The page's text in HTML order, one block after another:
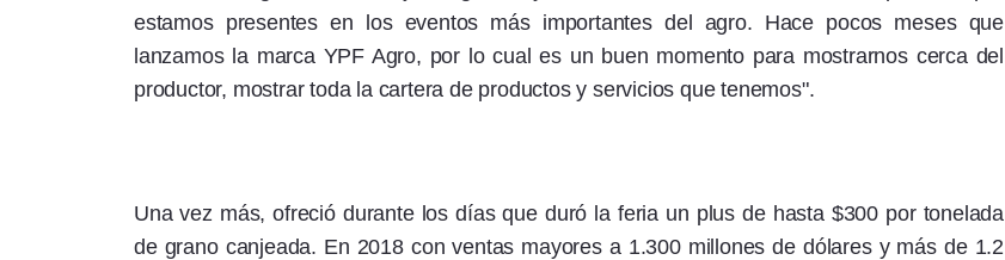
estamos presentes en los eventos más importantes del agro. Hace pocos meses que
lanzamos la marca YPF Agro, por lo cual es un buen momento para mostrarnos cerca del
productor, mostrar toda la cartera de productos y servicios que tenemos".
Una vez más, ofreció durante los días que duró la feria un plus de hasta $300 por tonelada
de grano canjeada. En 2018 con ventas mayores a 1.300 millones de dólares y más de 1.2